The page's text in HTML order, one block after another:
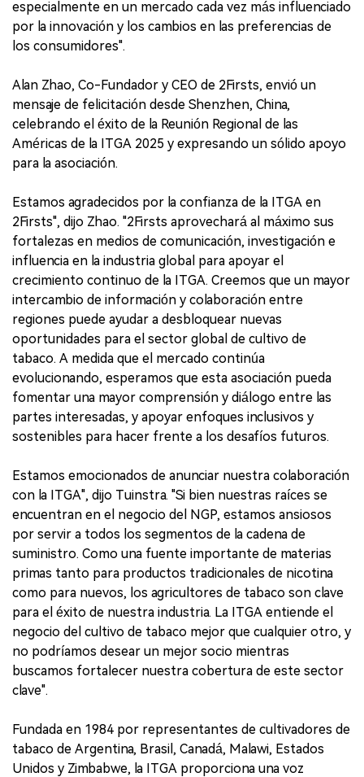
especialmente en un mercado cada vez más influenciado
por la innovación y los cambios en las preferencias de
los consumidores".
Alan Zhao, Co-Fundador y CEO de 2Firsts, envió un
mensaje de felicitación desde Shenzhen, China,
celebrando el éxito de la Reunión Regional de las
Américas de la ITGA 2025 y expresando un sólido apoyo
para la asociación.
Estamos agradecidos por la confianza de la ITGA en
2Firsts", dijo Zhao. "2Firsts aprovechará al máximo sus
fortalezas en medios de comunicación, investigación e
influencia en la industria global para apoyar el
crecimiento continuo de la ITGA. Creemos que un mayor
intercambio de información y colaboración entre
regiones puede ayudar a desbloquear nuevas
oportunidades para el sector global de cultivo de
tabaco. A medida que el mercado continúa
evolucionando, esperamos que esta asociación pueda
fomentar una mayor comprensión y diálogo entre las
partes interesadas, y apoyar enfoques inclusivos y
sostenibles para hacer frente a los desafíos futuros.
Estamos emocionados de anunciar nuestra colaboración
con la ITGA", dijo Tuinstra. "Si bien nuestras raíces se
encuentran en el negocio del NGP, estamos ansiosos
por servir a todos los segmentos de la cadena de
suministro. Como una fuente importante de materias
primas tanto para productos tradicionales de nicotina
como para nuevos, los agricultores de tabaco son clave
para el éxito de nuestra industria. La ITGA entiende el
negocio del cultivo de tabaco mejor que cualquier otro, y
no podríamos desear un mejor socio mientras
buscamos fortalecer nuestra cobertura de este sector
clave".
Fundada en 1984 por representantes de cultivadores de
tabaco de Argentina, Brasil, Canadá, Malawi, Estados
Unidos y Zimbabwe, la ITGA proporciona una voz